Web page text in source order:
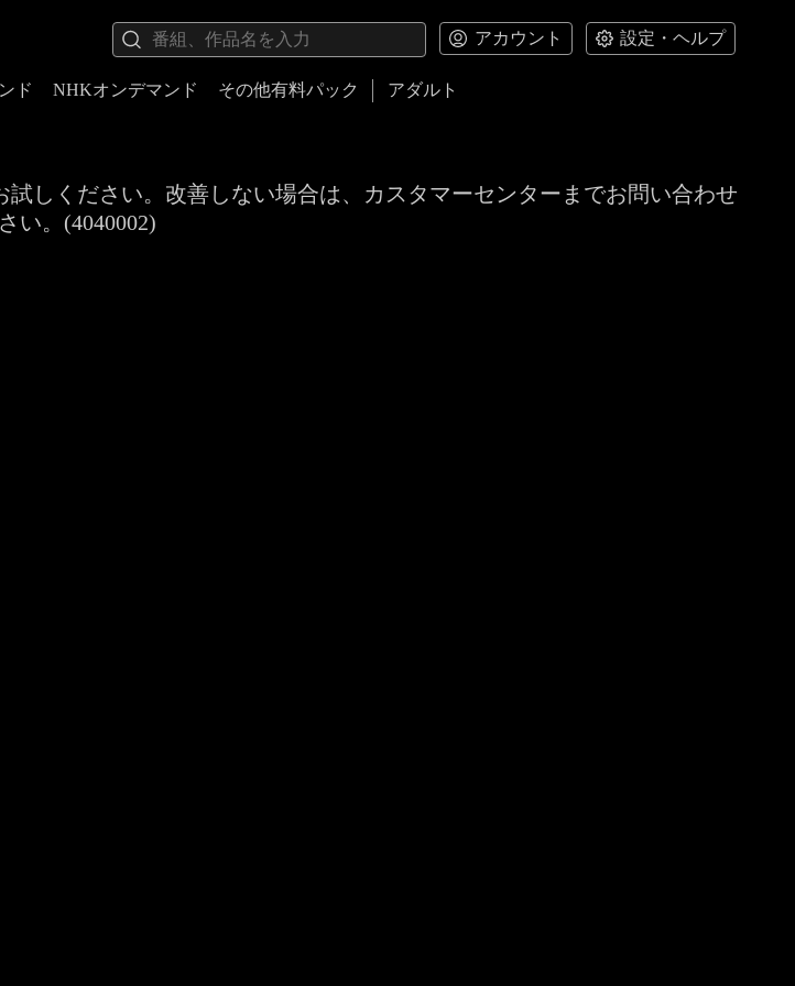
アカウント 設定・ヘルプ
ド NHKオンデマンド その他有料パック アダルト
しください。改善しない場合は、カスタマーセンターまでお問い合わせ
い。(4040002)